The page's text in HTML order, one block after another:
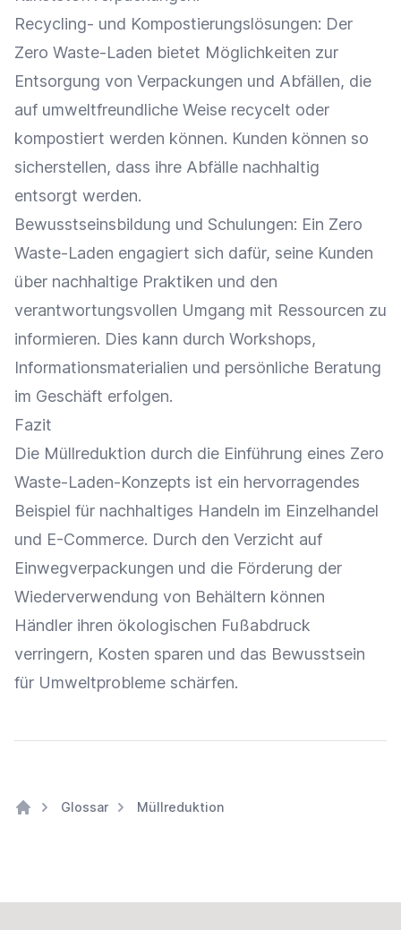
Recycling- und Kompostierungslösungen: Der
Zero Waste-Laden bietet Möglichkeiten zur
Entsorgung von Verpackungen und Abfällen, die
auf umweltfreundliche Weise recycelt oder
kompostiert werden können. Kunden können so
sicherstellen, dass ihre Abfälle nachhaltig
entsorgt werden.
Bewusstseinsbildung und Schulungen: Ein Zero
Waste-Laden engagiert sich dafür, seine Kunden
über nachhaltige Praktiken und den
verantwortungsvollen Umgang mit Ressourcen zu
informieren. Dies kann durch Workshops,
Informationsmaterialien und persönliche Beratung
im Geschäft erfolgen.
Fazit
Die Müllreduktion durch die Einführung eines Zero
Waste-Laden-Konzepts ist ein hervorragendes
Beispiel für nachhaltiges Handeln im Einzelhandel
und E-Commerce. Durch den Verzicht auf
Einwegverpackungen und die Förderung der
Wiederverwendung von Behältern können
Händler ihren ökologischen Fußabdruck
verringern, Kosten sparen und das Bewusstsein
für Umweltprobleme schärfen.
Glossar Müllreduktion